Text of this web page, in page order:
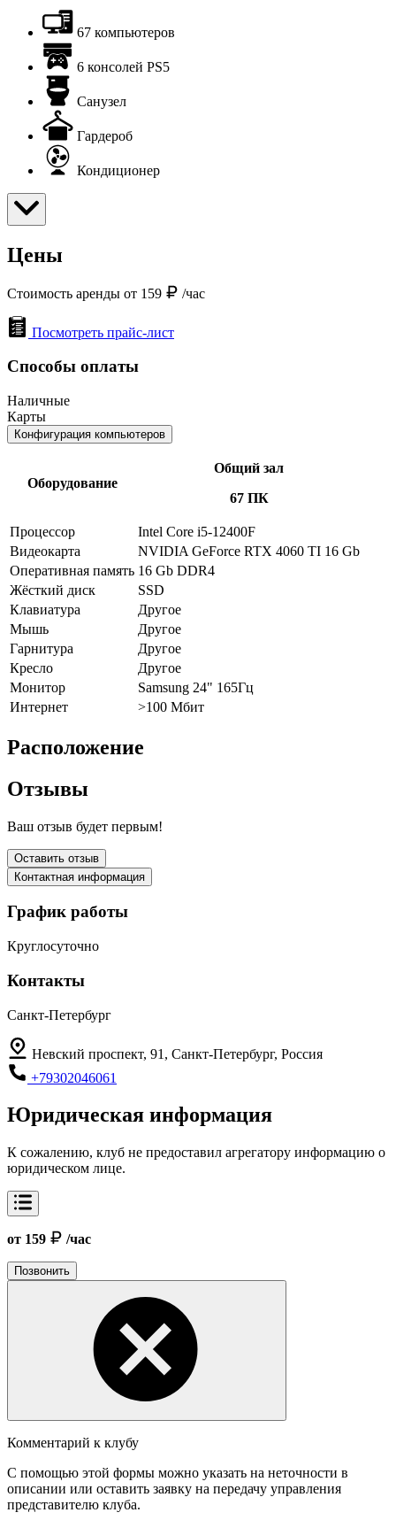
67 компьютеров
6 консолей PS5
Санузел
Гардероб
Кондиционер
Цены
Стоимость аренды от 159 /час
Посмотреть прайс-лист
Способы оплаты
Наличные
Карты
Конфигурация компьютеров
Оборудование
Общий зал
67 ПК
Процессор
Intel Core i5-12400F
Видеокарта
NVIDIA GeForce RTX 4060 TI 16 Gb
Оперативная память 16 Gb DDR4
Жёсткий диск
SSD
Клавиатура
Другое
Мышь
Другое
Гарнитура
Другое
Кресло
Другое
Монитор
Samsung 24" 165Гц
Интернет
>100 Мбит
Расположение
Отзывы
Ваш отзыв будет первым!
Оставить отзыв
Контактная информация
График работы
Круглосуточно
Контакты
Санкт-Петербург
Невский проспект, 91, Санкт-Петербург, Россия
+79302046061
Юридическая информация
К сожалению, клуб не предоставил агрегатору информацию о
юридическом лице.
от 159 /час
Позвонить
Комментарий к клубу
С помощью этой формы можно указать на неточности в
описании или оставить заявку на передачу управления
представителю клуба.